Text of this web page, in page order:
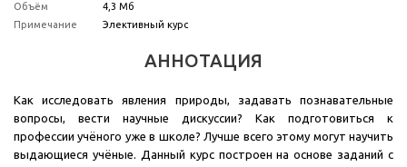
Объём
4,3 Мб
Примечание
Элективный курс
АННОТАЦИЯ
Как исследовать явления природы, задавать познавательные
вопросы, вести научные дискуссии? Как подготовиться к
профессии учёного уже в школе? Лучше всего этому могут научить
выдающиеся учёные. Данный курс построен на основе заданий с